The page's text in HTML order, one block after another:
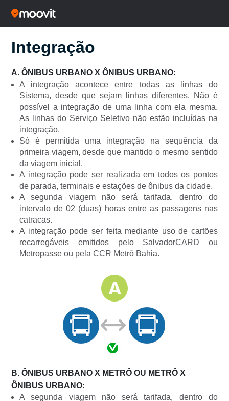
Integração
A. ÔNIBUS URBANO X ÔNIBUS URBANO:
A integração acontece entre todas as linhas do
Sistema, desde que sejam linhas diferentes. Não é
possível a integração de uma linha com ela mesma.
As linhas do Serviço Seletivo não estão incluídas na
integração.
Só é permitida uma integração na sequência da
primeira viagem, desde que mantido o mesmo sentido
da viagem inicial.
A integração pode ser realizada em todos os pontos
de parada, terminais e estações de ônibus da cidade.
A segunda viagem não será tarifada, dentro do
intervalo de 02 (duas) horas entre as passagens nas
catracas.
A integração pode ser feita mediante uso de cartões
recarregáveis emitidos pelo SalvadorCARD ou
Metropasse ou pela CCR Metrô Bahia.
B. ÔNIBUS URBANO X METRÔ OU METRÔ X
ÔNIBUS URBANO:
A segunda viagem não será tarifada, dentro do